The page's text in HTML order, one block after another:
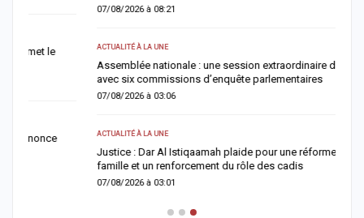
07/08/2026 à 08:21
ACTUALITÉ À LA UNE
Assemblée nationale : une session extraordinaire décisive s’ouvre
avec six commissions d’enquête parlementaires
07/08/2026 à 03:06
ACTUALITÉ À LA UNE
Justice : Dar Al Istiqaamah plaide pour une réforme du Code de la
famille et un renforcement du rôle des cadis
07/08/2026 à 03:01